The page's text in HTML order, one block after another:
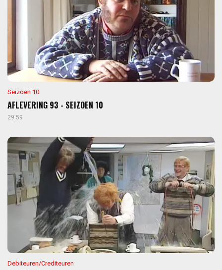
Seizoen 10
AFLEVERING 93 - SEIZOEN 10
29:59
Debiteuren/Crediteuren